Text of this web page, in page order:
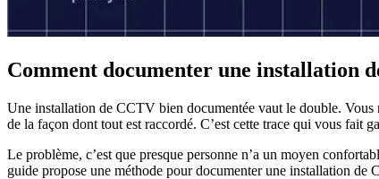
Comment documenter une installation
Une installation de CCTV bien documentée vaut le double. Vous
de la façon dont tout est raccordé. C’est cette trace qui vous fait
Le problème, c’est que presque personne n’a un moyen
guide propose une méthode pour documenter une installation de